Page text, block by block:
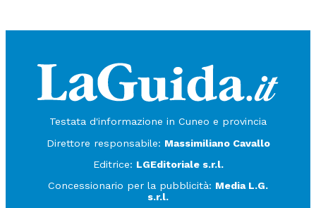
Testata d'informazione in Cuneo e provincia
Direttore responsabile: Massimiliano Cavallo
Editrice: LGEditoriale s.r.l.
Concessionario per la pubblicità: Media L.G.
s.r.l.